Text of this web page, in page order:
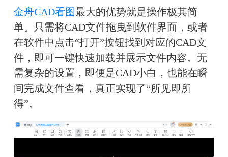
金舟CAD看图最大的优势就是操作极其简
单。只需将CAD文件拖曳到软件界面，或者
在软件中点击“打开”按钮找到对应的CAD文
件，即可一键快速加载并展示文件内容。无
需复杂的设置，即便是CAD小白，也能在瞬
间完成文件查看，真正实现了“所见即所
得”。